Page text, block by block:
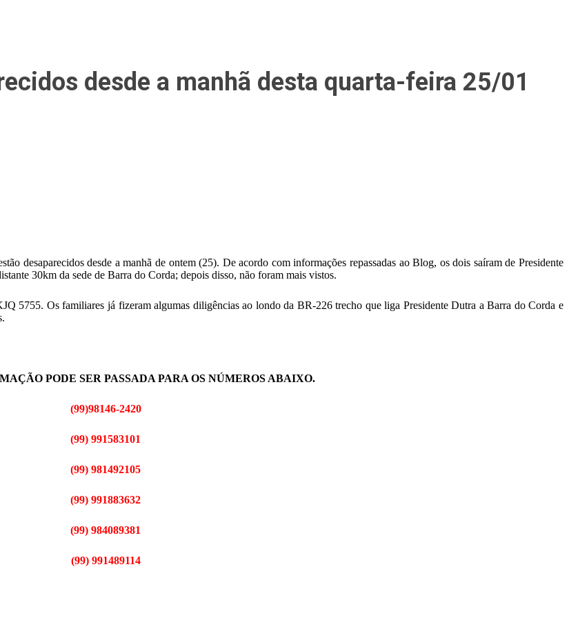
desde a manhã desta quarta-feira 25/01
desaparecidos desde a manhã de ontem (25). De acordo com informações repassadas ao Blog, os dois saíram de Presidente
30km da sede de Barra do Corda; depois disso, não foram mais vistos.
5755. Os familiares já fizeram algumas diligências ao londo da BR-226 trecho que liga Presidente Dutra a Barra do Corda e
PODE SER PASSADA PARA OS NÚMEROS ABAIXO.
(99)98146-2420
(99) 991583101
(99) 981492105
(99) 991883632
(99) 984089381
(99) 991489114